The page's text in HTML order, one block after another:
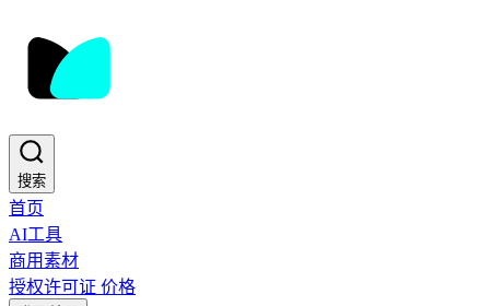
搜索
首页
AI工具
商用素材
授权许可证 价格